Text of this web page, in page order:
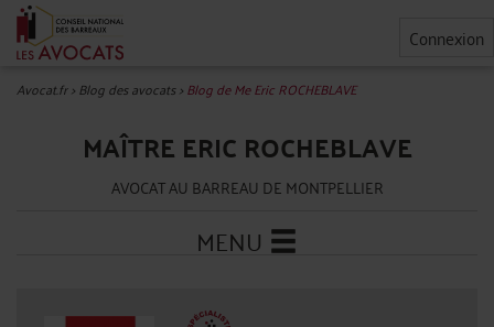
Connexion
Avocat.fr>Blog des avocats>Blog de Me Eric ROCHEBLAVE
MAÎTRE ERIC ROCHEBLAVE
AVOCAT AU BARREAU DE MONTPELLIER
MENU